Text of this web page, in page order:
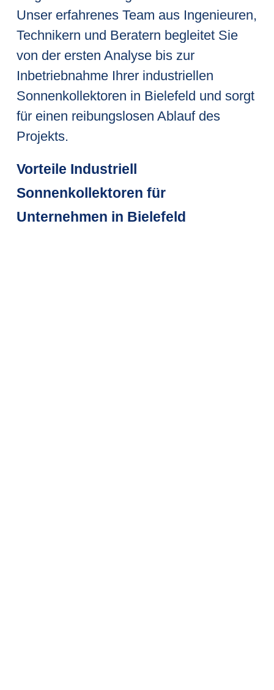
Unser erfahrenes Team aus Ingenieuren,
Technikern und Beratern begleitet Sie
von der ersten Analyse bis zur
Inbetriebnahme Ihrer industriellen
Sonnenkollektoren in Bielefeld und sorgt
für einen reibungslosen Ablauf des
Projekts.
Vorteile Industriell
Sonnenkollektoren für
Unternehmen in Bielefeld